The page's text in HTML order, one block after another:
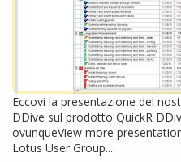
Eccovi la presentazione del
DDive sul prodotto QuickR
ovunqueView more
Lotus User Group....